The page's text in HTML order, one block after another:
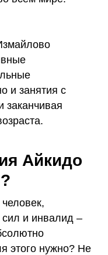
и занятия с
заканчивая
Айкидо
и инвалид –
этого нужно? Не